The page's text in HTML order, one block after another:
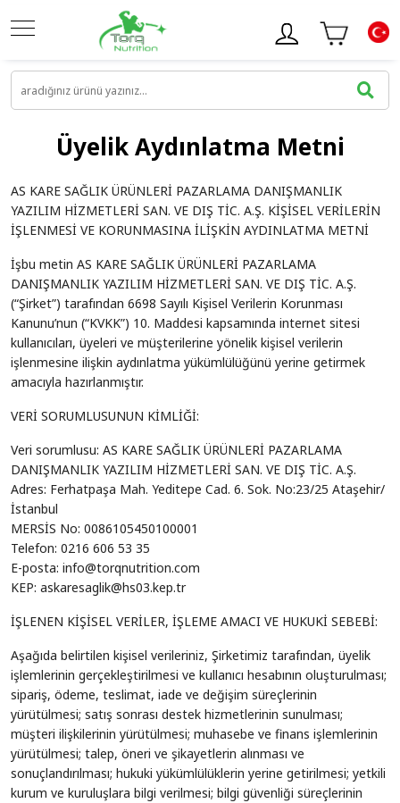
Üyelik Aydınlatma Metni
AS KARE SAĞLIK ÜRÜNLERİ PAZARLAMA DANIŞMANLIK
YAZILIM HİZMETLERİ SAN. VE DIŞ TİC. A.Ş. KİŞİSEL VERİLERİN
İŞLENMESİ VE KORUNMASINA İLİŞKİN AYDINLATMA METNİ
İşbu metin AS KARE SAĞLIK ÜRÜNLERİ PAZARLAMA
DANIŞMANLIK YAZILIM HİZMETLERİ SAN. VE DIŞ TİC. A.Ş.
(“Şirket”) tarafından 6698 Sayılı Kişisel Verilerin Korunması
Kanunu’nun (“KVKK”) 10. Maddesi kapsamında internet sitesi
kullanıcıları, üyeleri ve müşterilerine yönelik kişisel verilerin
işlenmesine ilişkin aydınlatma yükümlülüğünü yerine getirmek
amacıyla hazırlanmıştır.
VERİ SORUMLUSUNUN KİMLİĞİ:
Veri sorumlusu: AS KARE SAĞLIK ÜRÜNLERİ PAZARLAMA
DANIŞMANLIK YAZILIM HİZMETLERİ SAN. VE DIŞ TİC. A.Ş.
Adres: Ferhatpaşa Mah. Yeditepe Cad. 6. Sok. No:23/25 Ataşehir/
İstanbul
MERSİS No: 0086105450100001
Telefon: 0216 606 53 35
E-posta: info@torqnutrition.com
KEP: askaresaglik@hs03.kep.tr
İŞLENEN KİŞİSEL VERİLER, İŞLEME AMACI VE HUKUKİ SEBEBİ:
Aşağıda belirtilen kişisel verileriniz, Şirketimiz tarafından, üyelik
işlemlerinin gerçekleştirilmesi ve kullanıcı hesabının oluşturulması;
sipariş, ödeme, teslimat, iade ve değişim süreçlerinin
yürütülmesi; satış sonrası destek hizmetlerinin sunulması;
müşteri ilişkilerinin yürütülmesi; muhasebe ve finans işlemlerinin
yürütülmesi; talep, öneri ve şikayetlerin alınması ve
sonuçlandırılması; hukuki yükümlülüklerin yerine getirilmesi; yetkili
kurum ve kuruluşlara bilgi verilmesi; bilgi güvenliği süreçlerinin